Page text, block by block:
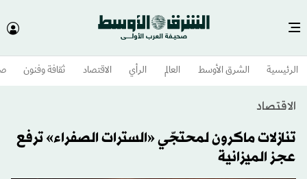
الرئيسية الشرق الأوسط​ العالم الرأي الاقتصاد ثقافة وفنون
الاقتصاد
تنازلات ماكرون لمحتجّي «السترات الصفراء» ترفع
عجز الميزانية